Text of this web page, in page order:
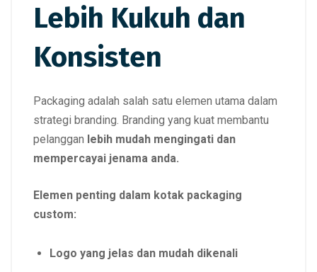
Lebih Kukuh dan
Konsisten
Packaging adalah salah satu elemen utama dalam
strategi branding. Branding yang kuat membantu
pelanggan lebih mudah mengingati dan
mempercayai jenama anda.
Elemen penting dalam kotak packaging
custom:
Logo yang jelas dan mudah dikenali